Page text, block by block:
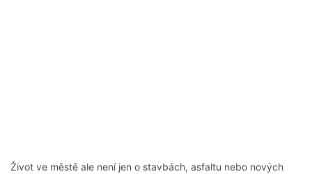
Život ve městě ale není jen o stavbách, asfaltu nebo nových